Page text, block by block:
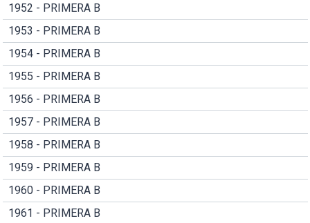
1952 - PRIMERA B
1953 - PRIMERA B
1954 - PRIMERA B
1955 - PRIMERA B
1956 - PRIMERA B
1957 - PRIMERA B
1958 - PRIMERA B
1959 - PRIMERA B
1960 - PRIMERA B
1961 - PRIMERA B